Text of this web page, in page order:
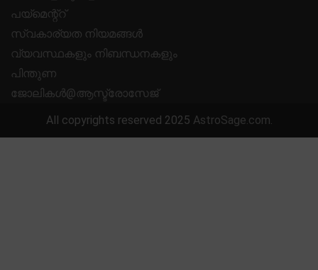
പയ്മെന്റ്റ്
സ്വകാര്യത നിയമങ്ങൾ
വ്യവസ്ഥകളും നിബന്ധനകളും
പിന്തുണ
ജോലികൾ@ആസ്ട്രോസേജ്
All copyrights reserved 2025 AstroSage.com.